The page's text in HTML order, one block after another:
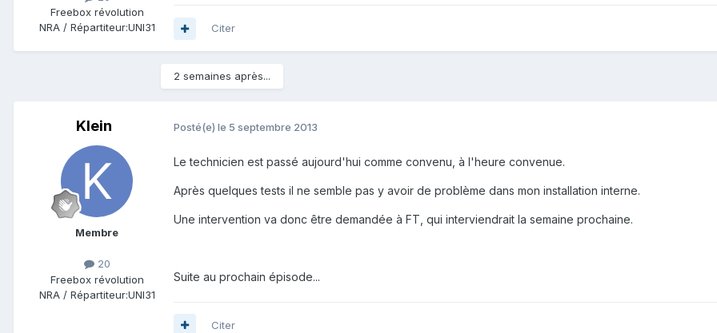
Freebox révolution
NRA / Répartiteur:UNI31 Citer
2 semaines après...
Klein
Membre
20
Freebox révolution
NRA / Répartiteur:UNI31
Posté(e) le 5 septembre 2013
Le technicien est passé aujourd'hui comme convenu, à l'heure convenue.
Après quelques tests il ne semble pas y avoir de problème dans mon installation interne.
Une intervention va donc être demandée à FT, qui interviendrait la semaine prochaine.
Suite au prochain épisode...
Citer